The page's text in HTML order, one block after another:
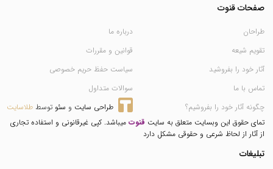
صفحات قنوت
طراحان
تقویم شیعه
آثار خود را بفروشید
تماس با ما
چگونه آثار خود را بفروشیم؟
درباره ما
قوانین و مقررات
سیاست حفظ حریم خصوصی
سوالات متداول
طراحی سایت و سئو توسط طلاسایت
تمای حقوق این وبسایت متعلق به سایت قنوت میباشد. کپی غیرقانونی و استفاده تجاری
از آثار از لحاظ شرعی و حقوقی مشکل دارد
تبلیغات